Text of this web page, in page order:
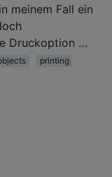
meinem Fall ein
Druckoption …
printing